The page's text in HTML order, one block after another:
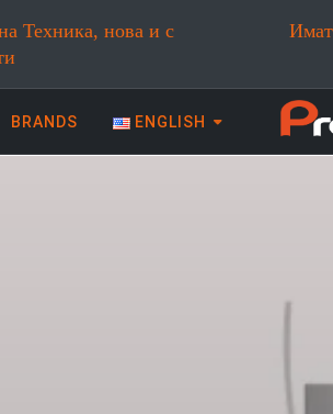
Техника, нова и с
BRANDS ENGLISH